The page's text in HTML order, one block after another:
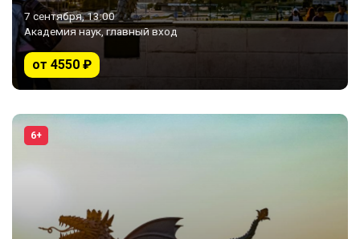
7 сентября, 13:00
Академия наук, главный вход
от 4550 ₽
6+